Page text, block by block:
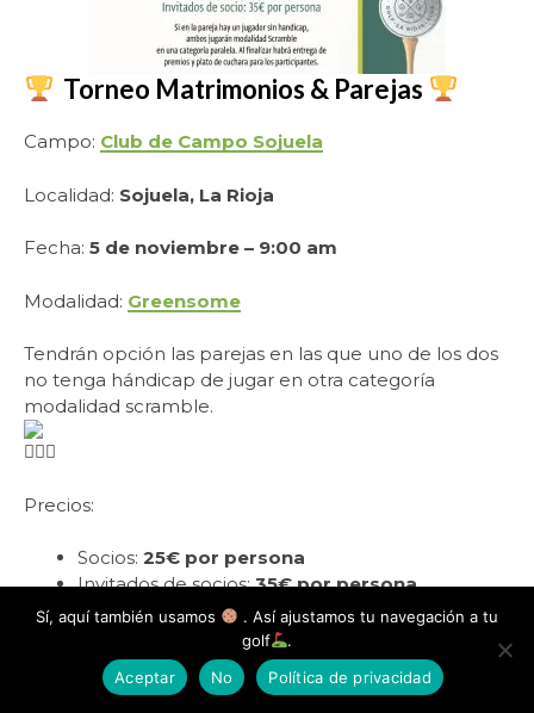
Torneo Matrimonios & Parejas
Campo: Club de Campo Sojuela
Localidad: Sojuela, La Rioja
Fecha: 5 de noviembre – 9:00 am
Modalidad: Greensome
Tendrán opción las parejas en las que uno de los dos
no tenga hándicap de jugar en otra categoría
modalidad scramble.
Precios:
Socios: 25€ por persona
Invitados de socios:35€ por persona
941 446 710
comercial@clubdecamposojuela.com
Sí, aquí también usamos
. Así ajustamos tu navegación a tu
golf
.
Aceptar
No Política de privacidad